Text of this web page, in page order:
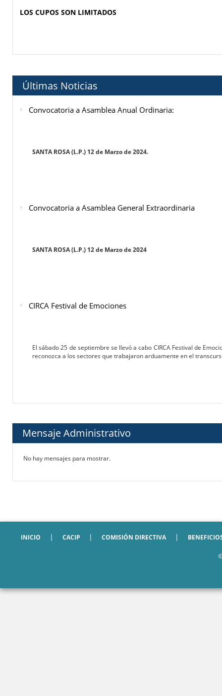
LOS CUPOS SON LIMITADOS
Últimas Noticias
Convocatoria a Asamblea Anual Ordinaria:
SANTA ROSA (L.P.) 12 de Marzo de 2024.
Convocatoria a Asamblea General Extraordinaria
SANTA ROSA (L.P.) 12 de Marzo de 2024
CIRCA Festival de Emociones
El sábado 25 de septiembre se llevó a cabo CIRCA Festival de
reconozca a los sectores que trabajaron arduamente en el
Mensaje Administrativo
No hay mensajes para mostrar.
INICIO | CACIP | COMISIÓN DIRECTIVA |